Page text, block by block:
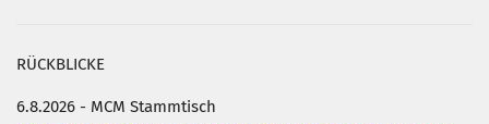
RÜCKBLICKE
6.8.2026 - MCM Stammtisch